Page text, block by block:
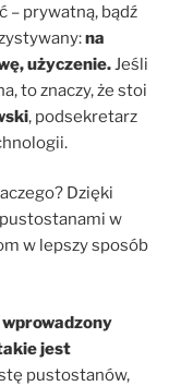
– prywatną, bądź
na
użyczenie.Jeśli
to znaczy, że stoi
, podsekretarz
Dzięki
w
w lepszy sposób
jest
pustostanów,